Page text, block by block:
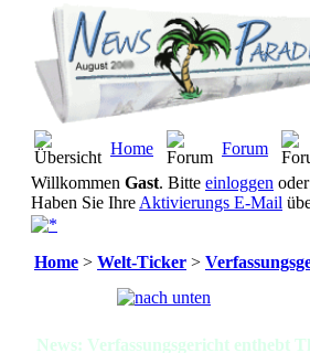
Home Forum
Willkommen Gast. Bitte einloggen oder
Haben Sie Ihre Aktivierungs E-Mail
Home > Welt-Ticker >
News: Verfassungsgericht enthebt